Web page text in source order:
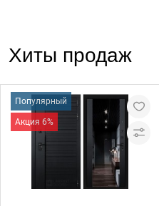
Хиты продаж
Популярный
Акция 6%